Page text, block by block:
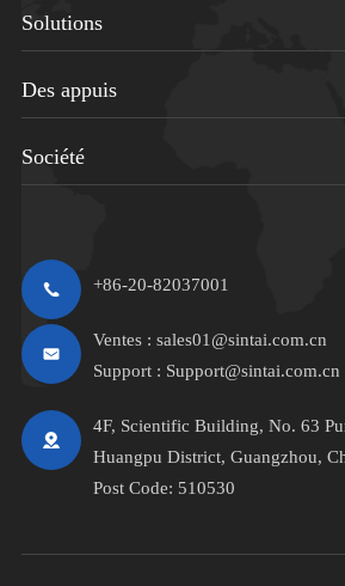
Solutions
Des appuis
Société
+86-20-82037001
Ventes : sales01@sintai.com.cn
Support : Support@sintai.com.cn
4F, Scientific Building, No. 63
Huangpu District, Guangzhou,
Post Code: 510530